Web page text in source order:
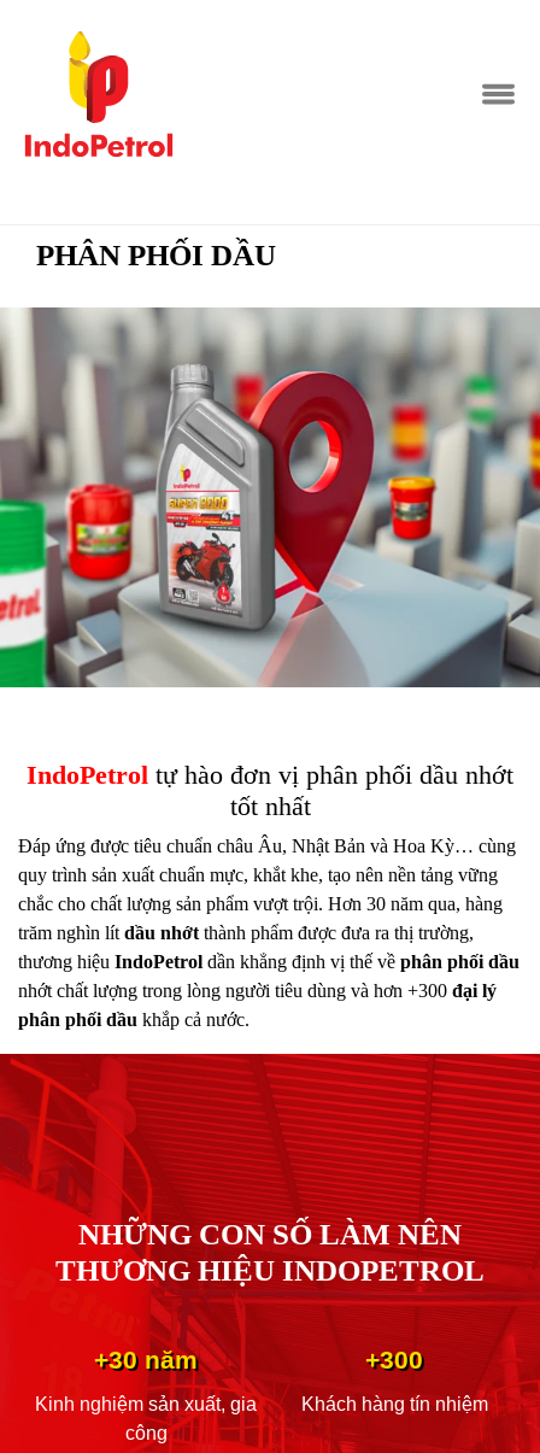
PHÂN PHỐI DẦU
IndoPetrol tự hào đơn vị phân phối dầu nhớt
tốt nhất
Đáp ứng được tiêu chuẩn châu Âu, Nhật Bản và Hoa Kỳ… cùng
quy trình sản xuất chuẩn mực, khắt khe, tạo nên nền tảng vững
chắc cho chất lượng sản phẩm vượt trội. Hơn 30 năm qua, hàng
trăm nghìn lít dầu nhớt thành phẩm được đưa ra thị trường,
thương hiệu IndoPetrol dần khẳng định vị thế về phân phối dầu
nhớt chất lượng trong lòng người tiêu dùng và hơn +300 đại lý
phân phối dầu khắp cả nước.
NHỮNG CON SỐ LÀM NÊN
THƯƠNG HIỆU INDOPETROL
+30 năm
Kinh nghiệm sản xuất, gia
công
+300
Khách hàng tín nhiệm